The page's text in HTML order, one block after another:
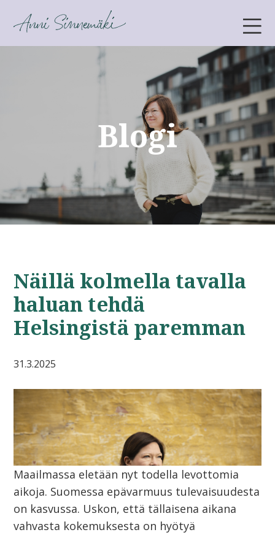
ANNI SINNEMÄKI
Blogi
Näillä kolmella tavalla
haluan tehdä
Helsingistä paremman
31.3.2025
Maailmassa eletään nyt todella levottomia
aikoja. Suomessa epävarmuus tulevaisuudesta
on kasvussa. Uskon, että tällaisena aikana
vahvasta kokemuksesta on hyötyä